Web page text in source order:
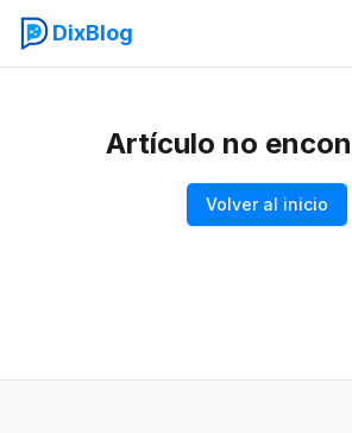
DixBlog
Artículo no
Volver al inicio